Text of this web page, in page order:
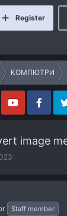
Register
КОМПЮТРИ
image
Staff member